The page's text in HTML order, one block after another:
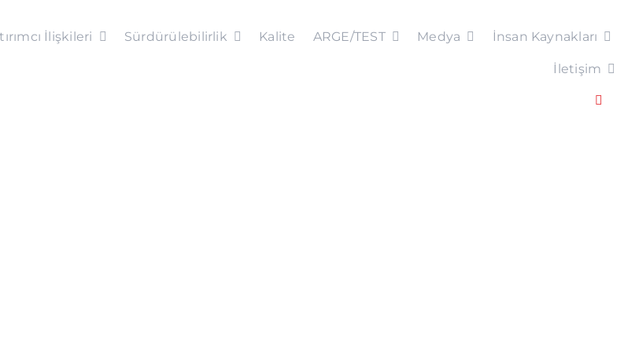
İlişkileri Sürdürülebilirlik Kalite ARGE/TEST Medya İnsan Kaynakları
İletişim